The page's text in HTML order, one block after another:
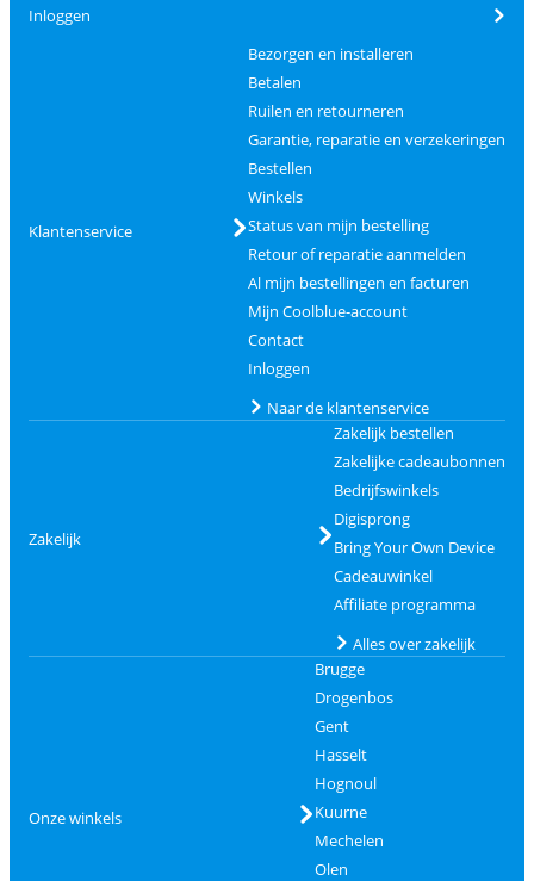
Inloggen
Klantenservice
Bezorgen en installeren
Betalen
Ruilen en retourneren
Garantie, reparatie en verzekeringen
Bestellen
Winkels
Status van mijn bestelling
Retour of reparatie aanmelden
Al mijn bestellingen en facturen
Mijn Coolblue-account
Contact
Inloggen
Naar de klantenservice
Zakelijk
Zakelijk bestellen
Zakelijke cadeaubonnen
Bedrijfswinkels
Digisprong
Bring Your Own Device
Cadeauwinkel
Affiliate programma
Alles over zakelijk
Onze winkels
Brugge
Drogenbos
Gent
Hasselt
Hognoul
Kuurne
Mechelen
Olen